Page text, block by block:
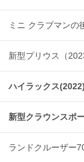
ミニ クラブマンの
新型プリウス（
ハイラックス
新型クラウンスポ
ランドクルーザー